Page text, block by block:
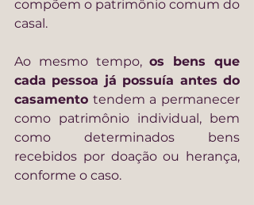
compõem o patrimônio comum do
casal.
Ao mesmo tempo, os bens que
cada pessoa já possuía antes do
casamento tendem a permanecer
como patrimônio individual, bem
como determinados bens
recebidos por doação ou herança,
conforme o caso.